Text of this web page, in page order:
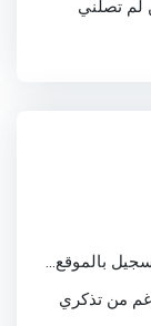
لم تصلني
بالموقع...
من تذكري